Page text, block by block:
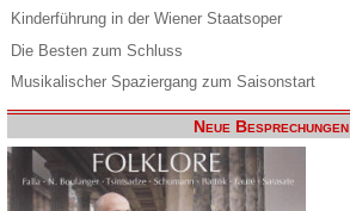
Kinderführung in der Wiener Staatsoper
Die Besten zum Schluss
Musikalischer Spaziergang zum Saisonstart
Neue Besprechungen